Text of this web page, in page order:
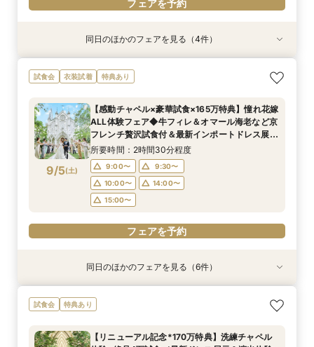
フェアを予約
衣装試着 特典あり
9/4(金)
【初めての見学もオススメ】全館見学＆見積もり
相談＆絶品試食付
11:00〜
13:00〜
14:00〜
15:00〜
フェアを予約
衣装試着 特典あり
9/4(金)
【10名58万円◆限定プラン紹介】少人数ウエ
ディング相談フェア
12:00〜
14:00〜
16:00〜
フェアを予約
特典あり
9/4(金)
【ドレス特典付】全館ゆったり見学×挙式体験×
花嫁ドレス診断
11:00〜
13:30〜
15:00〜
17:30〜
フェアを予約
特典あり
9/4(金)
【料理重視のお二人へ】全館開放見学&4万試食
付フェア♪
11:00〜
12:00〜
13:00〜
14:00〜
フェアを予約
同日のほかのフェアを見る（4件）
試食会 衣装試着 特典あり
9/5(土)
【感動チャペル×豪華試食×165万特典】憧れ花嫁
ALL体験フェア◆牛フィレ＆オマール海老など京
フレンチ贅沢試食付＆最新インポートドレス展示
付きBIGフェア
所要時間：2時間30分程度
9:00〜
9:30〜
10:00〜
14:00〜
15:00〜
フェアを予約
衣装試着 特典あり
【マタニティＷ相談会】半年以内ＯＫ＆最大155
万優待付フェア
衣装試着 特典あり
【ペットと一緒の結婚式】大切な家族も一緒の結
婚式をご提案
特典あり
【家族で挙式＆会食】当館で一番お得な57万円プ
ラン紹介フェア
衣装試着 特典あり
【初めての見学も安心】全館見学＆予算相談＆4
万試食付フェア
衣装試着 特典あり
【料理重視◎】京フレンチハーフコース試食付
フェア（4万相当）
衣装試着 特典あり
【ドレス試着付】憧れのDESTINY LINE★最高峰
ドレス体験付フェア
同日のほかのフェアを見る（6件）
試食会 特典あり
【リニューアル記念*170万特典】洗練チャペル